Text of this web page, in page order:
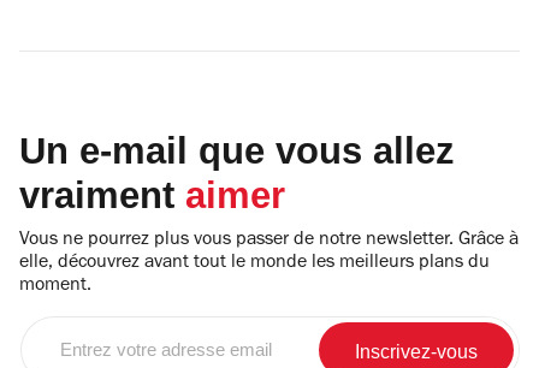
Un e-mail que vous allez
vraiment aimer
Vous ne pourrez plus vous passer de notre newsletter. Grâce à
elle, découvrez avant tout le monde les meilleurs plans du
moment.